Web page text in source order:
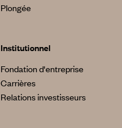
Plongée
Institutionnel
Fondation d'entreprise
Carrières
Relations investisseurs